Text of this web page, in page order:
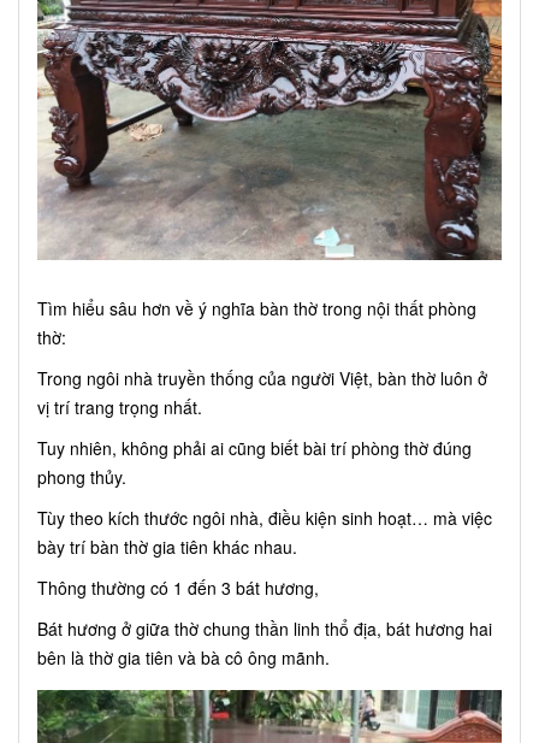
Tìm hiểu sâu hơn về ý nghĩa bàn thờ trong nội thất phòng
thờ:
Trong ngôi nhà truyền thống của người Việt, bàn thờ luôn ở
vị trí trang trọng nhất.
Tuy nhiên, không phải ai cũng biết bài trí phòng thờ đúng
phong thủy.
Tùy theo kích thước ngôi nhà, điều kiện sinh hoạt… mà việc
bày trí bàn thờ gia tiên khác nhau.
Thông thường có 1 đến 3 bát hương,
Bát hương ở giữa thờ chung thần linh thổ địa, bát hương hai
bên là thờ gia tiên và bà cô ông mãnh.